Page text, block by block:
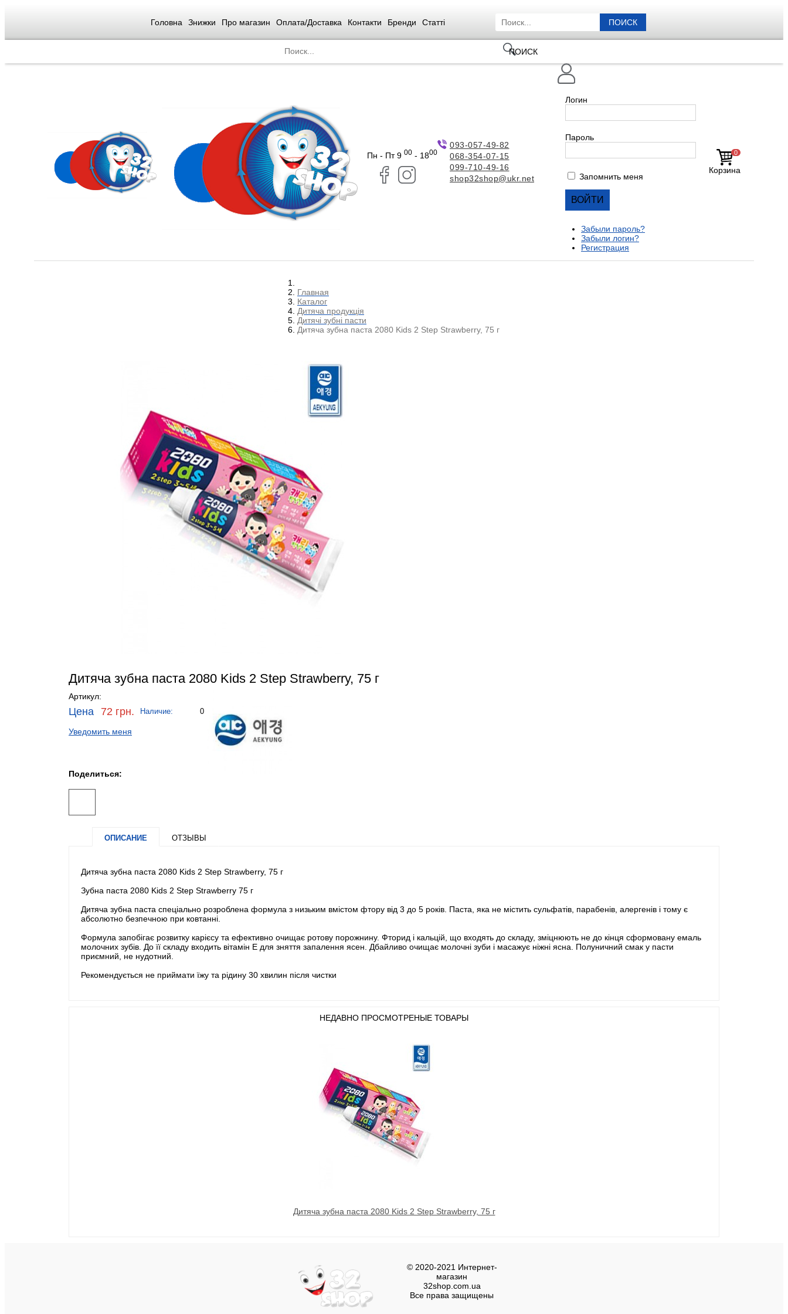
Головна Знижки Про магазин Оплата/Доставка Контакти Бренди Статті ПОИСК
ПОИСК
Пн - Пт 9 00 - 1800
093-057-49-82
068-354-07-15
099-710-49-16
shop32shop@ukr.net
0
Корзина
Логин
Пароль
Запомнить меня
Забыли пароль?
Забыли логин?
Регистрация
Главная
Каталог
Дитяча продукція
Дитячі зубні пасти
Дитяча зубна паста 2080 Kids 2 Step Strawberry, 75 г
Дитяча зубна паста 2080 Kids 2 Step Strawberry, 75 г
Артикул:
Цена 72 грн. Наличие: 0
Уведомить меня
Поделиться:
ОПИСАНИЕ ОТЗЫВЫ
Дитяча зубна паста 2080 Kids 2 Step Strawberry, 75 г
Зубна паста 2080 Kids 2 Step Strawberry 75 г
Дитяча зубна паста спеціально розроблена формула з низьким вмістом фтору від 3 до 5 років. Паста, яка не містить сульфатів, парабенів, алергенів і тому є
абсолютно безпечною при ковтанні.
Формула запобігає розвитку карієсу та ефективно очищає ротову порожнину. Фторид і кальцій, що входять до складу, зміцнюють не до кінця сформовану емаль
молочних зубів. До її складу входить вітамін Е для зняття запалення ясен. Дбайливо очищає молочні зуби і масажує ніжні ясна. Полуничний смак у пасти
приємний, не нудотний.
Рекомендується не приймати їжу та рідину 30 хвилин після чистки
НЕДАВНО ПРОСМОТРЕНЫЕ ТОВАРЫ
Дитяча зубна паста 2080 Kids 2 Step Strawberry, 75 г
© 2020-2021 Интернет-
магазин
32shop.com.ua
Все права защищены